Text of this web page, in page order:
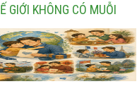
GIỚI KHÔNG CÓ MUỖI